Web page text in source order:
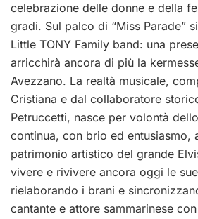
celebrazione delle donne e della
gradi. Sul palco di “Miss Parade”
Little TONY Family band: una
arricchirà ancora di più la
Avezzano. La realtà musicale,
Cristiana e dal collaboratore
Petruccetti, nasce per volontà
continua, con brio ed entusiasmo,
patrimonio artistico del grande
vivere e rivivere ancora oggi le
rielaborando i brani e
cantante e attore sammarinese